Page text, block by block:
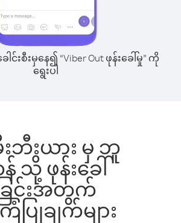
င်းစီးမှနေ၍ “Viber Out ဖုန်းခေါ်မှု” ကို
ရွေးပါ
းဘီးယား မှ ဘူ
သို့ ဖုန်းခေါ်
ခြင်းအတွက်
ပြုချက်များ